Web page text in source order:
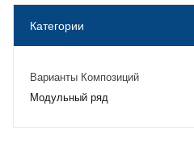
Категории
Варианты Композиций
Модульный ряд